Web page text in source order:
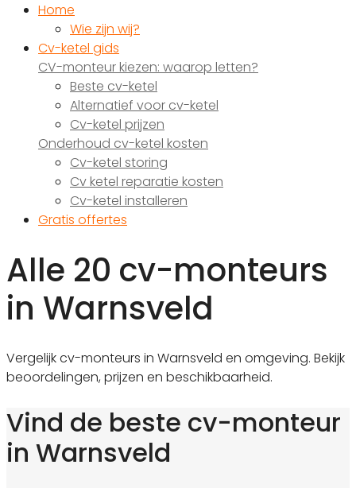
Home
Wie zijn wij?
Cv-ketel gids
CV-monteur kiezen: waarop letten?
Beste cv-ketel
Alternatief voor cv-ketel
Cv-ketel prijzen
Onderhoud cv-ketel kosten
Cv-ketel storing
Cv ketel reparatie kosten
Cv-ketel installeren
Gratis offertes
Alle 20 cv-monteurs
in Warnsveld
Vergelijk cv-monteurs in Warnsveld en omgeving. Bekijk
beoordelingen, prijzen en beschikbaarheid.
Vind de beste cv-monteur
in Warnsveld